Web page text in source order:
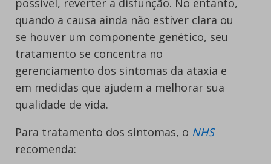
quando a causa ainda não estiver clara ou
se houver um componente genético, seu
tratamento se concentra no
gerenciamento dos sintomas da ataxia e
em medidas que ajudem a melhorar sua
qualidade de vida.
Para tratamento dos sintomas, o NHS
recomenda: